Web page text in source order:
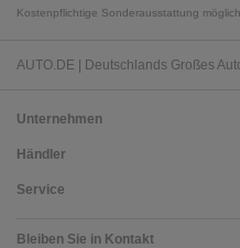
Kostenpflichtige Sonderausstattung
AUTO.DE | Deutschlands Großes
Unternehmen
Händler
Service
Bleiben Sie in Kontakt